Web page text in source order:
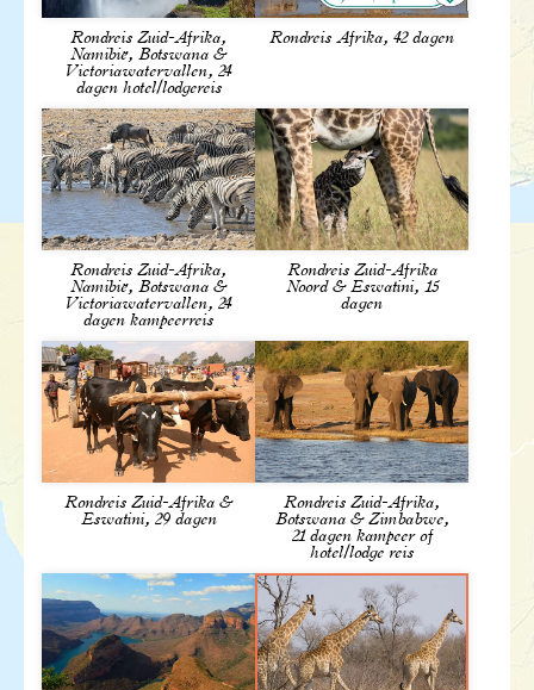
Een ochtend gamewalk nabij Pongolapoort
Maak onder leiding van een ranger een twee uur
durende bushwalk waarbij je kennis maakt met
de indrukwekkende natuur en het rijke
dierenleven van het Pongola Game Reserve.
Het reservaat herbergt e...
Prijs
Meer informatie
Rondreis Zuid-Afrika,
Namibië, Botswana &
Victoriawatervallen, 24
dagen hotel/lodgereis
Rondreis Afrika, 42 dagen
Rondreis Zuid-Afrika,
Namibië, Botswana &
Victoriawatervallen, 24
dagen kampeerreis
Rondreis Zuid-Afrika
Noord & Eswatini, 15
dagen
Rondreis Zuid-Afrika &
Eswatini, 29 dagen
Rondreis Zuid-Afrika,
Botswana & Zimbabwe,
21 dagen kampeer of
hotel/lodge reis